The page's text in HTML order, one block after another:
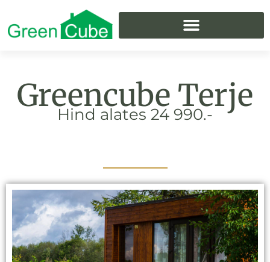
content
Greencube Terje
Hind alates 24 990.-